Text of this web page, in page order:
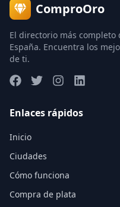
ComproOro
El directorio más completo
España. Encuentra los
de ti.
Enlaces rápidos
Inicio
Ciudades
Cómo funciona
Compra de plata